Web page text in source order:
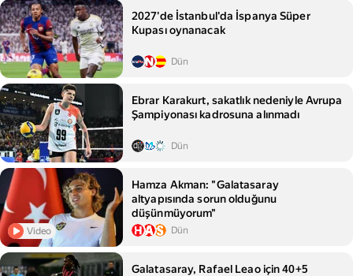
2027'de İstanbul'da İspanya Süper
Kupası oynanacak
Dün
Ebrar Karakurt, sakatlık nedeniyle Avrupa
Şampiyonası kadrosuna alınmadı
Dün
Video
Hamza Akman: "Galatasaray
altyapısında sorun olduğunu
düşünmüyorum"
Dün
Galatasaray, Rafael Leao için 40+5